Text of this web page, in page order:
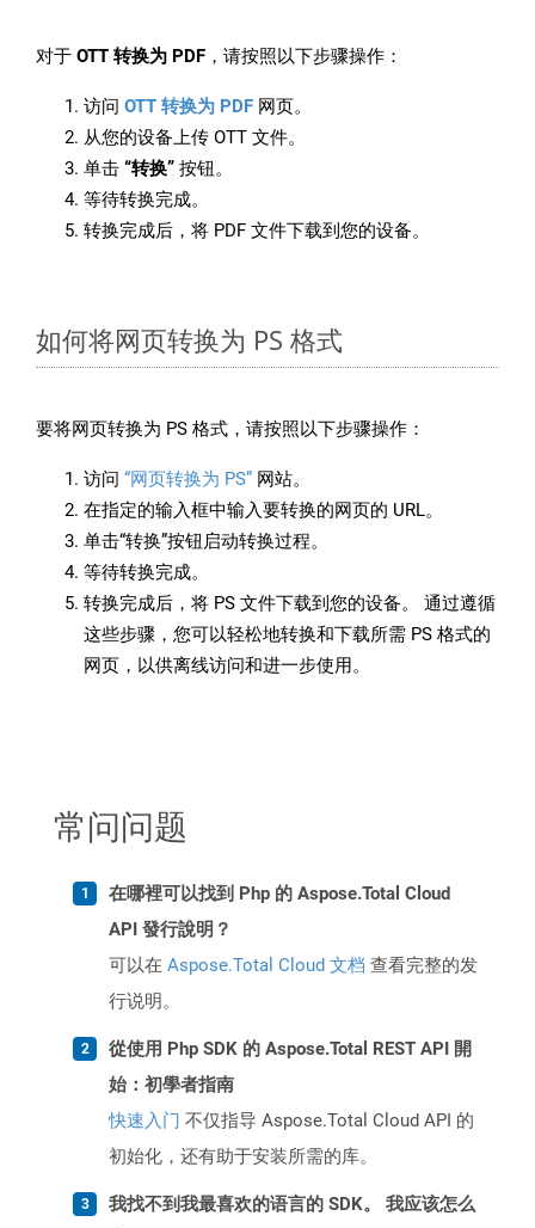
对于 OTT 转换为 PDF ，请按照以下步骤操作：
访问 OTT 转换为 PDF 网页。
从您的设备上传 OTT 文件。
单击 “转换” 按钮。
等待转换完成。
转换完成后，将 PDF 文件下载到您的设备。
如何将网页转换为 PS 格式
要将网页转换为 PS 格式，请按照以下步骤操作：
访问 “网页转换为 PS” 网站。
在指定的输入框中输入要转换的网页的 URL。
单击“转换”按钮启动转换过程。
等待转换完成。
转换完成后，将 PS 文件下载到您的设备。 通过遵循
这些步骤，您可以轻松地转换和下载所需 PS 格式的
网页，以供离线访问和进一步使用。
常问问题
在哪裡可以找到 Php 的 Aspose.Total Cloud
API 發行說明？
可以在 Aspose.Total Cloud 文档 查看完整的发
行说明。
從使用 Php SDK 的 Aspose.Total REST API 開
始：初學者指南
快速入门 不仅指导 Aspose.Total Cloud API 的
初始化，还有助于安装所需的库。
我找不到我最喜欢的语言的 SDK。 我应该怎么